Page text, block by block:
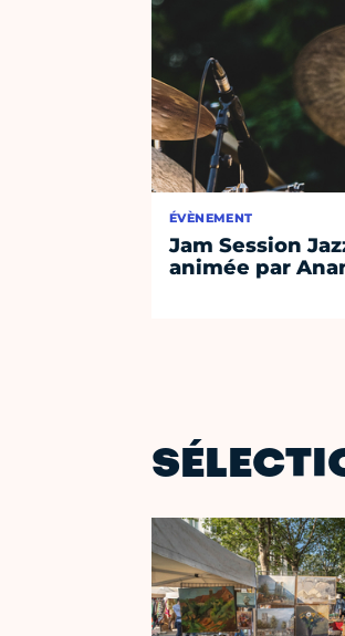
ÉVÈNEMENT
Jam Session
animée par